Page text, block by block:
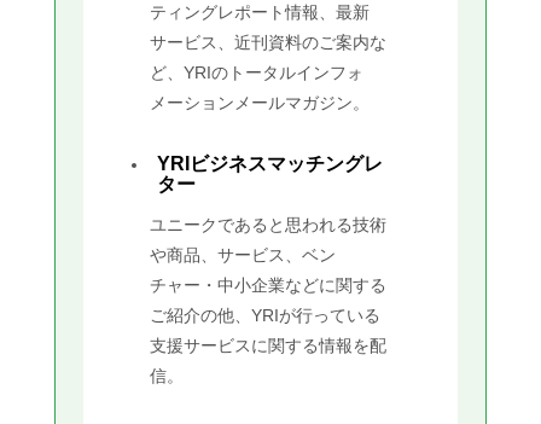
ティングレポート情報、最新
サービス、近刊資料のご案内な
ど、YRIのトータルインフォ
メーションメールマガジン。
YRIビジネスマッチングレ
ター
ユニークであると思われる技術
や商品、サービス、ベン
チャー・中小企業などに関する
ご紹介の他、YRIが行っている
支援サービスに関する情報を配
信。